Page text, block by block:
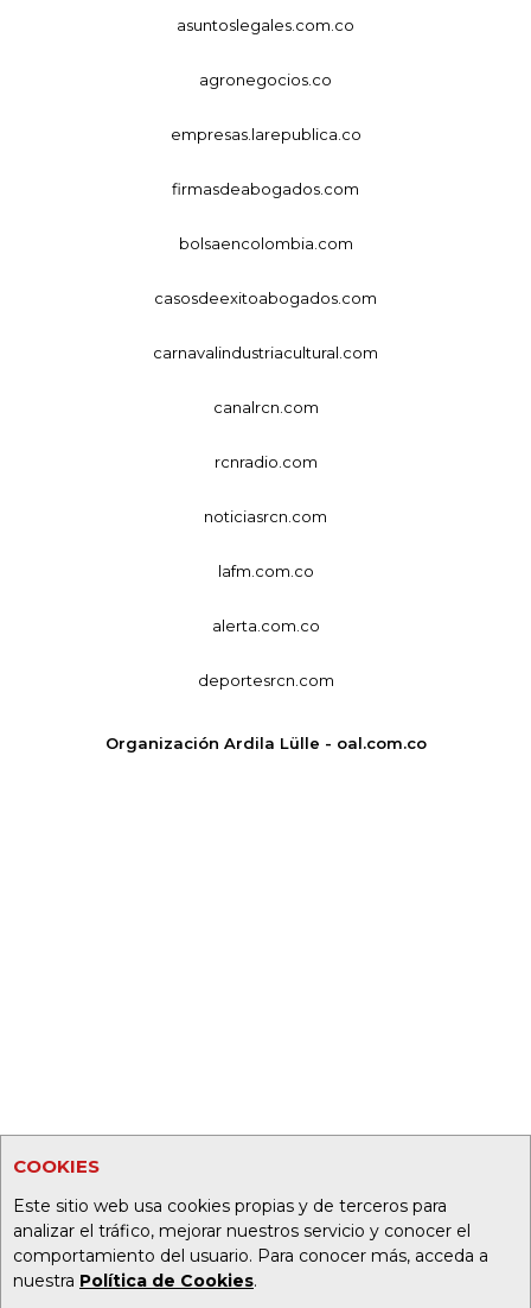
COOKIES
Este sitio web usa cookies propias y de terceros para
analizar el tráfico, mejorar nuestros servicio y conocer el
comportamiento del usuario. Para conocer más, acceda a
nuestra Política de Cookies.
asuntoslegales.com.co
agronegocios.co
empresas.larepublica.co
firmasdeabogados.com
bolsaencolombia.com
casosdeexitoabogados.com
carnavalindustriacultural.com
canalrcn.com
rcnradio.com
noticiasrcn.com
lafm.com.co
alerta.com.co
deportesrcn.com
Organización Ardila Lülle - oal.com.co